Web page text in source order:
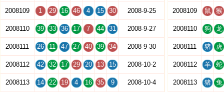
2008109 1 29 16 46 4 15 30 2008-9-25
2008110 39 33 36 17 7 44 31 2008-9-27
2008111 26 11 47 27 40 39 34 2008-9-30
2008112 42 32 17 29 20 13 15 2008-10-2
2008113 14 22 19 4 16 35 9 2008-10-4
2008109 鼠 猴
2008110 狗 龙
2008111 猪 虎
2008112 羊 蛇
2008113 猪 兔